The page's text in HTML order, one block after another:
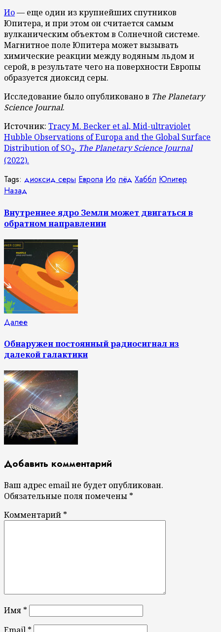
Ио— еще один из крупнейших спутников
Юпитера, и при этом он считается самым
вулканическим объектом в Солнечной системе.
Магнитное поле Юпитера может вызывать
химические реакции между водяным льдом и
серой, в результате чего на поверхности Европы
образуется диоксид серы.
Исследование было опубликовано в The Planetary
Science Journal.
Источник: Tracy M. Becker et al, Mid-ultraviolet
Hubble Observations of Europa and the Global Surface
Distribution of SO2, The Planetary Science Journal
(2022).
Tags: диоксид серы Европа Ио лёд Хаббл Юпитер
Продолжить
чтение
Назад
Внутреннее ядро Земли может двигаться в
обратном направлении
ДалееСледующая
Обнаружен постоянный радиосигнал из
далекой галактики
Добавить комментарий
Ваш адрес email не будет опубликован.
Обязательные поля помечены *
Комментарий *
Имя *